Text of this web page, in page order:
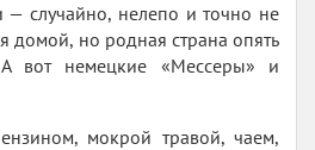
— случайно, нелепо и точно не
домой, но родная страна опять
вот немецкие «Мессеры» и
мокрой травой, чаем,